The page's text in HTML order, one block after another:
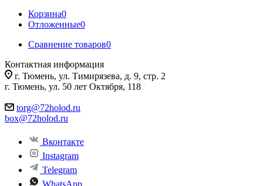
Корзина0
Отложенные0
Сравнение товаров0
Контактная информация
г. Тюмень, ул. Тимирязева, д. 9, стр. 2
г. Тюмень, ул. 50 лет Октября, 118
torg@72holod.ru
box@72holod.ru
Вконтакте
Instagram
Telegram
WhatsApp